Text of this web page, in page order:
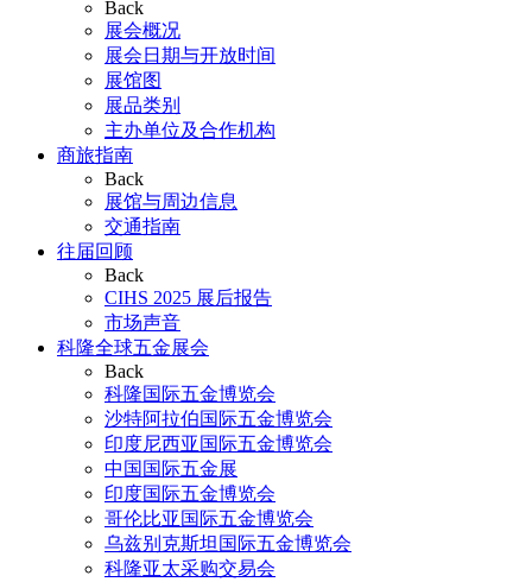
Back
展会概况
展会日期与开放时间
展馆图
展品类别
主办单位及合作机构
商旅指南
Back
展馆与周边信息
交通指南
往届回顾
Back
CIHS 2025 展后报告
市场声音
科隆全球五金展会
Back
科隆国际五金博览会
沙特阿拉伯国际五金博览会
印度尼西亚国际五金博览会
中国国际五金展
印度国际五金博览会
哥伦比亚国际五金博览会
乌兹别克斯坦国际五金博览会
科隆亚太采购交易会